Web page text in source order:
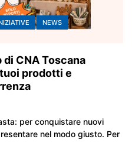
NEWS
CNA Toscana
prodotti e
per conquistare nuovi
nel modo giusto. Per